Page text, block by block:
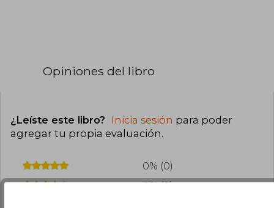
Opiniones del libro
¿Leíste este libro? Inicia sesión para poder
agregar tu propia evaluación.
0% (0)
0% (0)